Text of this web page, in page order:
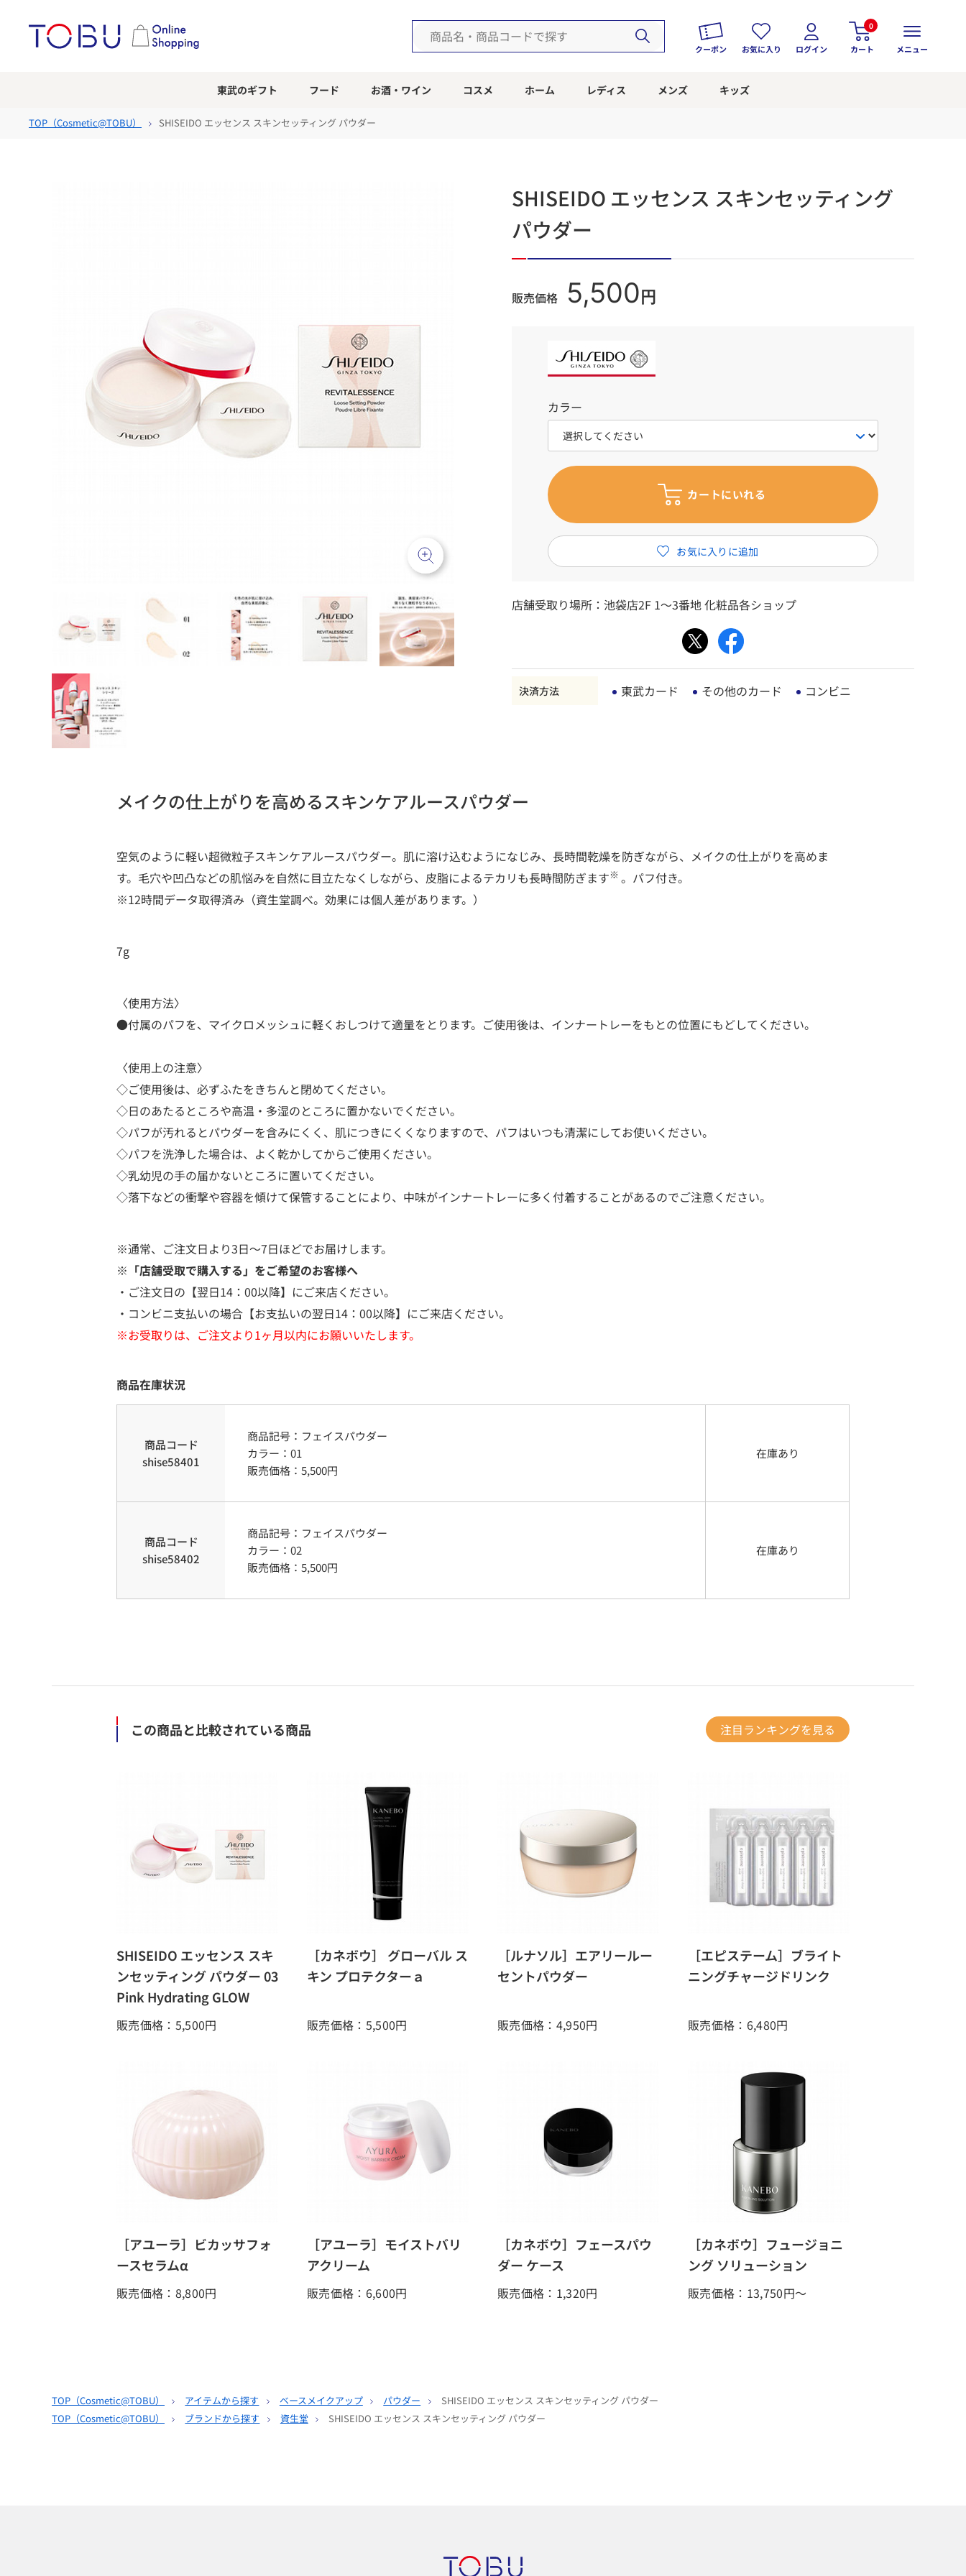
クーポン お気に入り ログイン
0
カート メニュー
東武のギフト フード お酒・ワイン コスメ ホーム レディス メンズ キッズ
TOP（Cosmetic@TOBU） SHISEIDO エッセンス スキンセッティング パウダー
SHISEIDO エッセンス スキンセッティング
パウダー
販売価格 5,500円
カラー
店舗受取り場所： 池袋店2F 1～3番地 化粧品各ショップ
決済方法 東武カード その他のカード コンビニ
メイクの仕上がりを高めるスキンケアルースパウダー
空気のように軽い超微粒子スキンケアルースパウダー。肌に溶け込むようになじみ、長時間乾燥を防ぎながら、メイクの仕上がりを高めま
す。毛穴や凹凸などの肌悩みを自然に目立たなくしながら、皮脂によるテカリも長時間防ぎます※ 。パフ付き。
※12時間データ取得済み（資生堂調べ。効果には個人差があります。）
7g
〈使用方法〉
●付属のパフを、マイクロメッシュに軽くおしつけて適量をとります。ご使用後は、インナートレーをもとの位置にもどしてください。
〈使用上の注意〉
◇ご使用後は、必ずふたをきちんと閉めてください。
◇日のあたるところや高温・多湿のところに置かないでください。
◇パフが汚れるとパウダーを含みにくく、肌につきにくくなりますので、パフはいつも清潔にしてお使いください。
◇パフを洗浄した場合は、よく乾かしてからご使用ください。
◇乳幼児の手の届かないところに置いてください。
◇落下などの衝撃や容器を傾けて保管することにより、中味がインナートレーに多く付着することがあるのでご注意ください。
※通常、ご注文日より3日～7日ほどでお届けします。
※「店舗受取で購入する」をご希望のお客様へ
・ご注文日の【翌日14：00以降】にご来店ください。
・コンビニ支払いの場合【お支払いの翌日14：00以降】にご来店ください。
※お受取りは、ご注文より1ヶ月以内にお願いいたします。
商品在庫状況
商品コード
shise58401
商品記号： フェイスパウダー
カラー ： 01
販売価格： 5,500円
在庫あり
商品コード
shise58402
商品記号： フェイスパウダー
カラー ： 02
販売価格： 5,500円
在庫あり
この商品と比較されている商品 注目ランキングを見る
SHISEIDO エッセンス スキ
ンセッティング パウダー 03
Pink Hydrating GLOW
販売価格：5,500円
［カネボウ］ グローバル ス
キン プロテクターａ
販売価格：5,500円
［ルナソル］エアリールー
セントパウダー
販売価格：4,950円
［エピステーム］ブライト
ニングチャージドリンク
販売価格：6,480円
［アユーラ］ビカッサフォ
ースセラムα
販売価格：8,800円
［アユーラ］モイストバリ
アクリーム
販売価格：6,600円
［カネボウ］フェースパウ
ダー ケース
販売価格：1,320円
［カネボウ］フュージョニ
ング ソリューション
販売価格：13,750円～
TOP（Cosmetic@TOBU） アイテムから探す ベースメイクアップ パウダー
SHISEIDO エッセンス スキンセッティング パウダー
TOP（Cosmetic@TOBU） ブランドから探す 資生堂 SHISEIDO エッセンス スキンセッティング パウダー